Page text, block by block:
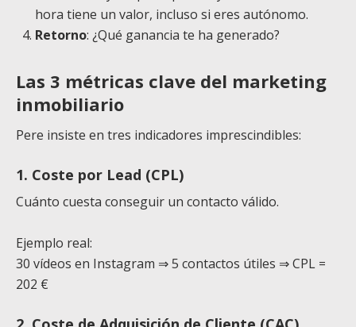
hora tiene un valor, incluso si eres autónomo.
Retorno: ¿Qué ganancia te ha generado?
Las 3 métricas clave del marketing
inmobiliario
Pere insiste en tres indicadores imprescindibles:
1. Coste por Lead (CPL)
Cuánto cuesta conseguir un contacto válido.
Ejemplo real:
30 vídeos en Instagram ⇒ 5 contactos útiles ⇒ CPL =
202 €